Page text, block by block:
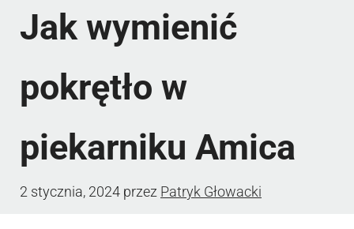
Jak wymienić
pokrętło w
piekarniku Amica
2 stycznia, 2024 przez Patryk Głowacki